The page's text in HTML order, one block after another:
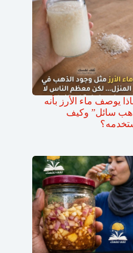
يوصف ماء الأرز بأنه
سائل” وكيف